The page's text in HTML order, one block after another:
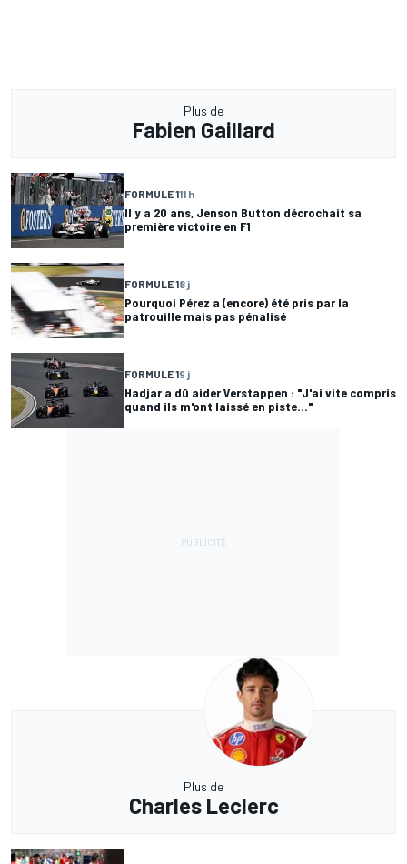
Plus de
Fabien Gaillard
FORMULE 111 h
Il y a 20 ans, Jenson Button décrochait sa
première victoire en F1
FORMULE 18 j
Pourquoi Pérez a (encore) été pris par la
patrouille mais pas pénalisé
FORMULE 19 j
Hadjar a dû aider Verstappen : "J'ai vite compris
quand ils m'ont laissé en piste..."
Plus de
Charles Leclerc